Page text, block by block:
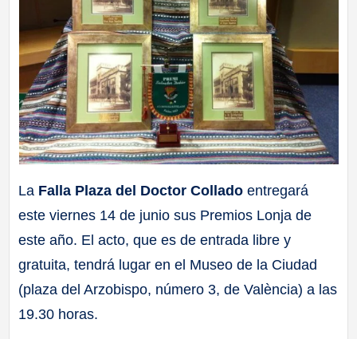
La Falla Plaza del Doctor Collado entregará
este viernes 14 de junio sus Premios Lonja de
este año. El acto, que es de entrada libre y
gratuita, tendrá lugar en el Museo de la Ciudad
(plaza del Arzobispo, número 3, de València) a las
19.30 horas.